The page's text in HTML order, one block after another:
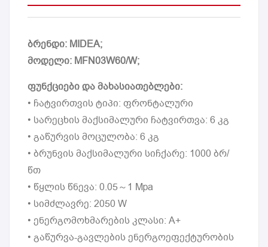
ბრენდი: MIDEA;
მოდელი: MFN03W60/W;
ფუნქციები და მახასიათებლები:
• ჩატვირთვის ტიპი: ფრონტალური
• სარეცხის მაქსიმალური ჩატვირთვა: 6 კგ
• გაწურვის მოცულობა: 6 კგ
• ბრუნვის მაქსიმალური სიჩქარე: 1000 ბრ/
წთ
• წყლის წნევა: 0.05～1 Mpa
• სიმძლავრე: 2050 W
• ენერგომოხმარების კლასი: A+
• გაწურვა-გავლების ენერგოეფექტურობის